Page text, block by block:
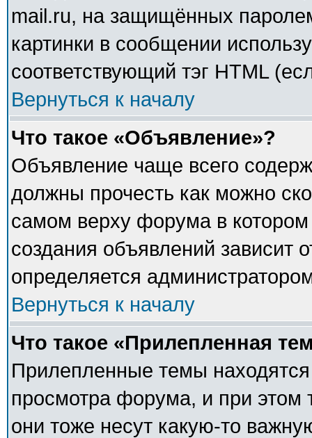
mail.ru, на защищённых
картинки в сообщении
соответствующий тэг HTML
Вернуться к началу
Что такое «Объявление»?
Объявление чаще всего
должны прочесть как можно
самом верху форума в
создания объявлений зависит
определяется
Вернуться к началу
Что такое «Прилепленная
Прилепленные темы
просмотра форума, и при этом
они тоже несут какую-то